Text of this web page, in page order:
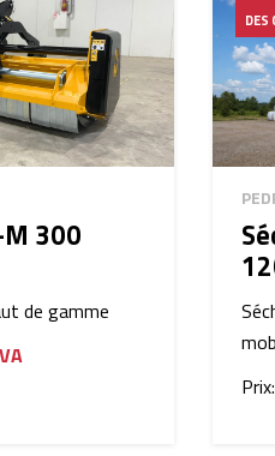
300
de gamme
DES
Prix: